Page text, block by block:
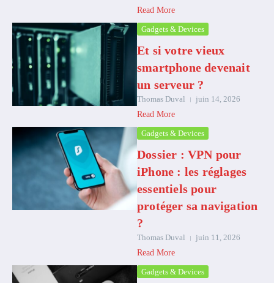
Read More
Gadgets & Devices
Et si votre vieux
smartphone devenait
un serveur ?
Thomas Duval
juin 14, 2026
Read More
Gadgets & Devices
Dossier : VPN pour
iPhone : les réglages
essentiels pour
protéger sa navigation
?
Thomas Duval
juin 11, 2026
Read More
Gadgets & Devices